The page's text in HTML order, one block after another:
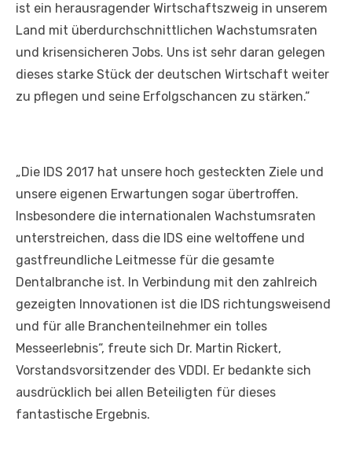
ist ein herausragender Wirtschaftszweig in unserem
Land mit überdurchschnittlichen Wachstumsraten
und krisensicheren Jobs. Uns ist sehr daran gelegen
dieses starke Stück der deutschen Wirtschaft weiter
zu pflegen und seine Erfolgschancen zu stärken.“
„Die IDS 2017 hat unsere hoch gesteckten Ziele und
unsere eigenen Erwartungen sogar übertroffen.
Insbesondere die internationalen Wachstumsraten
unterstreichen, dass die IDS eine weltoffene und
gastfreundliche Leitmesse für die gesamte
Dentalbranche ist. In Verbindung mit den zahlreich
gezeigten Innovationen ist die IDS richtungsweisend
und für alle Branchenteilnehmer ein tolles
Messeerlebnis“, freute sich Dr. Martin Rickert,
Vorstandsvorsitzender des VDDI. Er bedankte sich
ausdrücklich bei allen Beteiligten für dieses
fantastische Ergebnis.